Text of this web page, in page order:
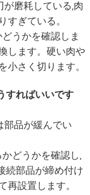
磨耗している,肉
ぎている。
うかを確認しま
します。硬い肉や
さく切ります。
すればいいです
品が緩んでい
どうかを確認し,
続部品が締め付け
設置します。